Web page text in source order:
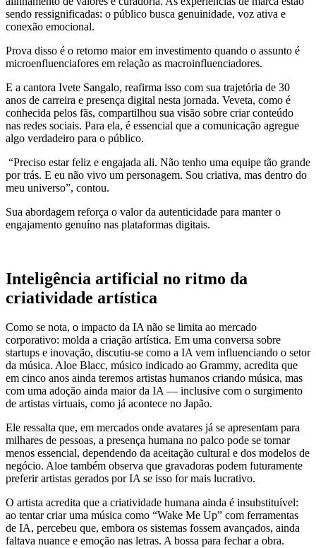
sendo ressignificadas: o público busca genuinidade, voz ativa e
conexão emocional.
Prova disso é o retorno maior em investimento quando o assunto é
microenfluenciafores em relação as macroinfluenciadores.
E a cantora Ivete Sangalo, reafirma isso com sua trajetória de 30
anos de carreira e presença digital nesta jornada. Veveta, como é
conhecida pelos fãs, compartilhou sua visão sobre criar conteúdo
nas redes sociais. Para ela, é essencial que a comunicação agregue
algo verdadeiro para o público.
“Preciso estar feliz e engajada ali. Não tenho uma equipe tão grande
por trás. E eu não vivo um personagem. Sou criativa, mas dentro do
meu universo”, contou.
Sua abordagem reforça o valor da autenticidade para manter o
engajamento genuíno nas plataformas digitais.
Inteligência artificial no ritmo da
criatividade artística
Como se nota, o impacto da IA não se limita ao mercado
corporativo: molda a criação artística. Em uma conversa sobre
startups e inovação, discutiu-se como a IA vem influenciando o setor
da música. Aloe Blacc, músico indicado ao Grammy, acredita que
em cinco anos ainda teremos artistas humanos criando música, mas
com uma adoção ainda maior da IA — inclusive com o surgimento
de artistas virtuais, como já acontece no Japão.
Ele ressalta que, em mercados onde avatares já se apresentam para
milhares de pessoas, a presença humana no palco pode se tornar
menos essencial, dependendo da aceitação cultural e dos modelos de
negócio. Aloe também observa que gravadoras podem futuramente
preferir artistas gerados por IA se isso for mais lucrativo.
O artista acredita que a criatividade humana ainda é insubstituível:
ao tentar criar uma música como “Wake Me Up” com ferramentas
de IA, percebeu que, embora os sistemas fossem avançados, ainda
faltava nuance e emoção nas letras. A bossa para fechar a obra.